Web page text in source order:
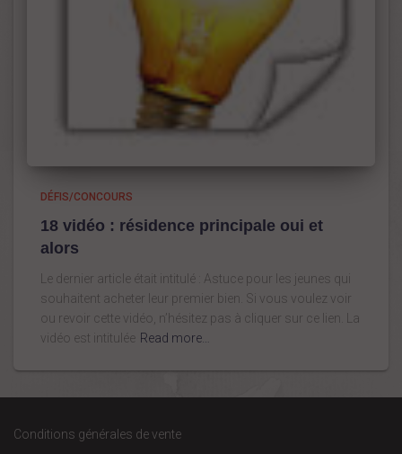
DÉFIS/CONCOURS
18 vidéo : résidence principale oui et
alors
Le dernier article était intitulé : Astuce pour les jeunes qui
souhaitent acheter leur premier bien. Si vous voulez voir
ou revoir cette vidéo, n’hésitez pas à cliquer sur ce lien. La
vidéo est intitulée Read more…
Conditions générales de vente